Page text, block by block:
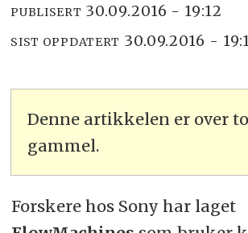
PUBLISERT 30.09.2016 - 19:12
SIST OPPDATERT 30.09.2016 -
Denne artikkelen er over
gammel.
Forskere hos Sony har laget